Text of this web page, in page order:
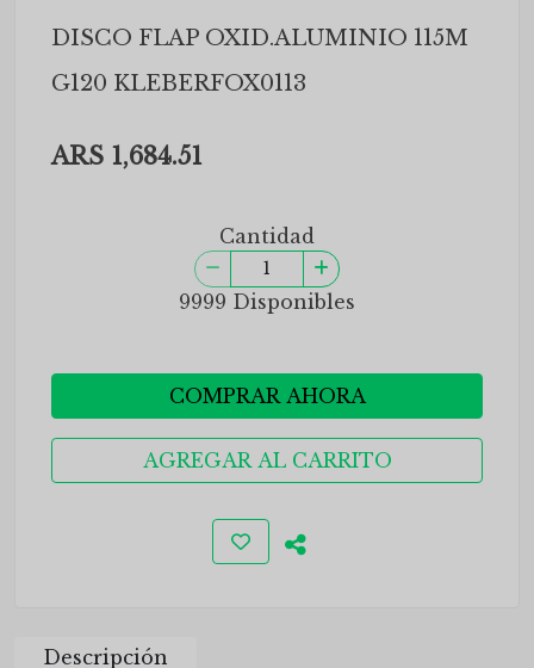
DISCO FLAP OXID.ALUMINIO 115M
G120 KLEBERFOX0113
ARS 1,684.51
Cantidad
9999 Disponibles
COMPRAR AHORA
AGREGAR AL CARRITO
Descripción